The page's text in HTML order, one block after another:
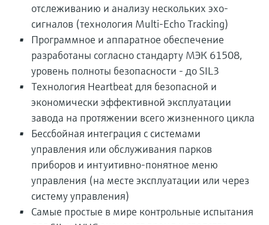
отслеживанию и анализу нескольких эхо-
сигналов (технология Multi-Echo Tracking)
Программное и аппаратное обеспечение
разработаны согласно стандарту МЭК 61508,
уровень полноты безопасности - до SIL3
Технология Heartbeat для безопасной и
экономически эффективной эксплуатации
завода на протяжении всего жизненного цикла
Бессбойная интеграция с системами
управления или обслуживания парков
приборов и интуитивно-понятное меню
управления (на месте эксплуатации или через
систему управления)
Самые простые в мире контрольные испытания